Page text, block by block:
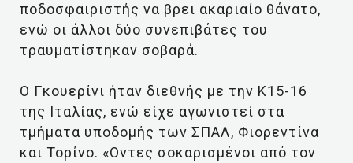
ποδοσφαιριστής να βρει ακαριαίο θάνατο,
ενώ οι άλλοι δύο συνεπιβάτες του
τραυματίστηκαν σοβαρά.
Ο Γκουερίνι ήταν διεθνής με την Κ15-16
της Ιταλίας, ενώ είχε αγωνιστεί στα
τμήματα υποδομής των ΣΠΑΛ, Φιορεντίνα
και Τορίνο. «Οντες σοκαρισμένοι από τον